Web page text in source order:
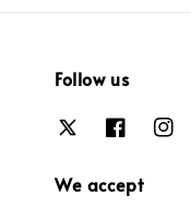
Follow us
We accept